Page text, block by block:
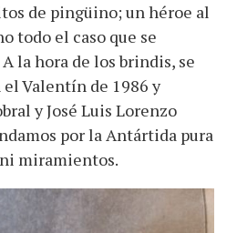
de pingüino; un héroe al
todo el caso que se
la hora de los brindis, se
Valentín de 1986 y
y José Luis Lorenzo
por la Antártida pura
miramientos.